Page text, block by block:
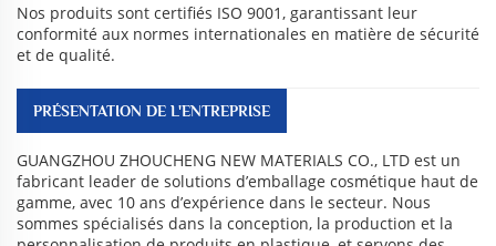
Nos produits sont certifiés ISO 9001, garantissant leur
conformité aux normes internationales en matière de sécurité
et de qualité.
PRÉSENTATION DE L'ENTREPRISE
GUANGZHOU ZHOUCHENG NEW MATERIALS CO., LTD est un
fabricant leader de solutions d’emballage cosmétique haut de
gamme, avec 10 ans d’expérience dans le secteur. Nous
sommes spécialisés dans la conception, la production et la